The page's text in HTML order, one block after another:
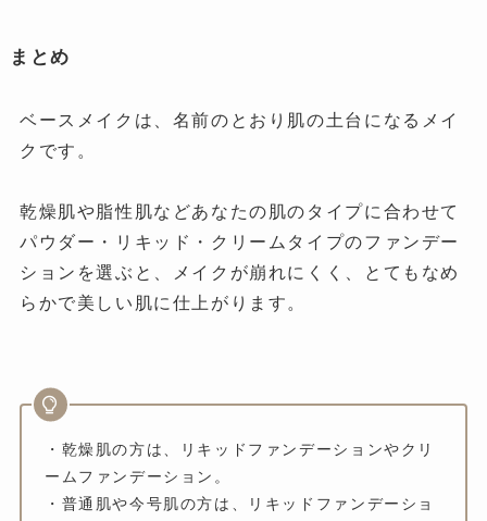
まとめ
ベースメイクは、名前のとおり肌の土台になるメイ
クです。
乾燥肌や脂性肌などあなたの肌のタイプに合わせて
パウダー・リキッド・クリームタイプのファンデー
ションを選ぶと、メイクが崩れにくく、とてもなめ
らかで美しい肌に仕上がります。
・乾燥肌の方は、リキッドファンデーションやクリ
ームファンデーション。
・普通肌や今号肌の方は、リキッドファンデーショ